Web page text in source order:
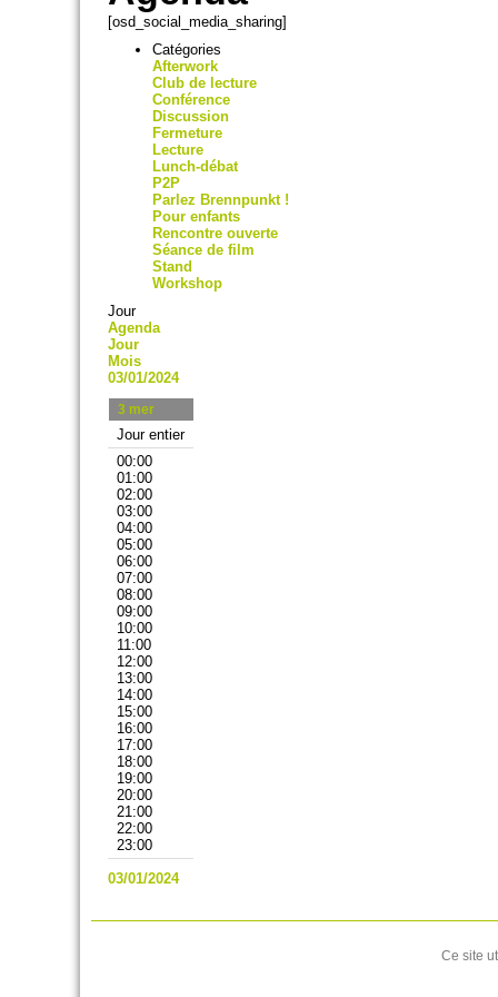
[osd_social_media_sharing]
Catégories
Afterwork
Club de lecture
Conférence
Discussion
Fermeture
Lecture
Lunch-débat
P2P
Parlez Brennpunkt !
Pour enfants
Rencontre ouverte
Séance de film
Stand
Workshop
Jour
Agenda
Jour
Mois
03/01/2024
3 mer
Jour entier
00:00
01:00
02:00
03:00
04:00
05:00
06:00
07:00
08:00
09:00
10:00
11:00
12:00
13:00
14:00
15:00
16:00
17:00
18:00
19:00
20:00
21:00
22:00
23:00
03/01/2024
Ce site